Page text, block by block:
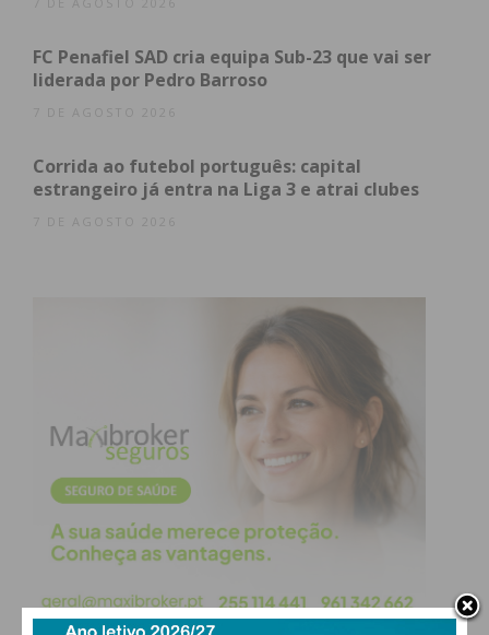
e que agora o objetivo é preparar a próxima época
para “entrar em força”. Veja a entrevista:
Subscreva a newsletter do
Imediato
Assine nossa newsletter por e-mail e
atualizada.
FC Penafiel SAD cria equipa Sub-23 que vai ser
liderada por Pedro Barroso
7 DE AGOSTO 2026
Corrida ao futebol português: capital
estrangeiro já entra na Liga 3 e atrai clubes
7 DE AGOSTO 2026